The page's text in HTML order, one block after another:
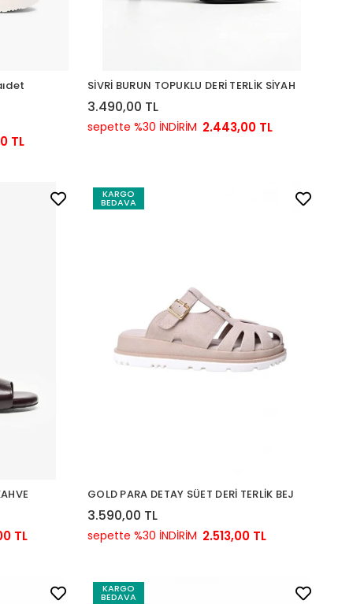
TL
SİVRİ BURUN TOPUKLU DERİ TERLİK SİYAH
3.490,00 TL
sepette %30 İNDİRİM 2.443,00 TL
TL
KARGO
BEDAVA
GOLD PARA DETAY SÜET DERİ TERLİK BEJ
3.590,00 TL
sepette %30 İNDİRİM 2.513,00 TL
KARGO
BEDAVA